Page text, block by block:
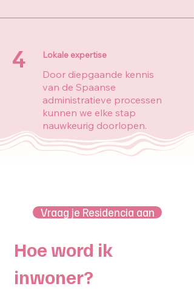
4 Lokale expertise
Door diepgaande kennis
van de Spaanse
administratieve processen
kunnen we elke stap
nauwkeurig doorlopen.
Vraag je Residencia aan
Hoe word ik
inwoner?